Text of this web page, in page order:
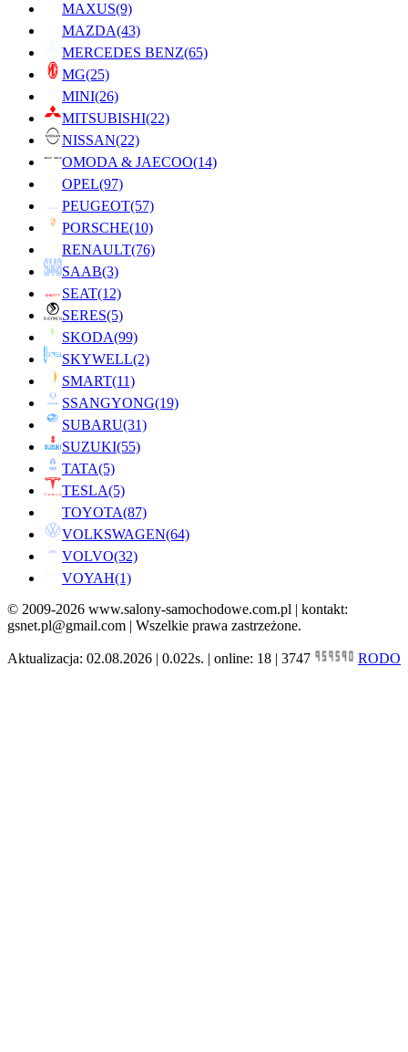
MAXUS(9)
MAZDA(43)
MERCEDES BENZ(65)
MG(25)
MINI(26)
MITSUBISHI(22)
NISSAN(22)
OMODA & JAECOO(14)
OPEL(97)
PEUGEOT(57)
PORSCHE(10)
RENAULT(76)
SAAB(3)
SEAT(12)
SERES(5)
SKODA(99)
SKYWELL(2)
SMART(11)
SSANGYONG(19)
SUBARU(31)
SUZUKI(55)
TATA(5)
TESLA(5)
TOYOTA(87)
VOLKSWAGEN(64)
VOLVO(32)
VOYAH(1)
© 2009-2026 www.salony-samochodowe.com.pl | kontakt:
gsnet.pl@gmail.com | Wszelkie prawa zastrzeżone.
Aktualizacja: 02.08.2026 | 0.022s. | online: 18 | 3747 RODO